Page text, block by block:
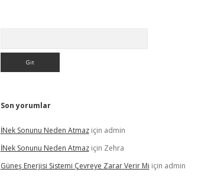
Son yorumlar
İNek Sonunu Neden Atmaziçin admin
İNek Sonunu Neden Atmaziçin Zehra
Güneş Enerjisi Sistemi Çevreye Zarar Verir Mi için admin